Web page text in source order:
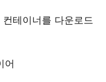
테이너를 다운로드
어